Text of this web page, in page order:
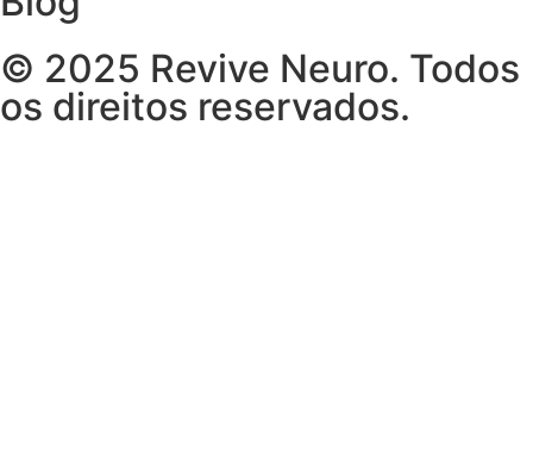
© 2025 Revive Neuro. Todos
os direitos reservados.